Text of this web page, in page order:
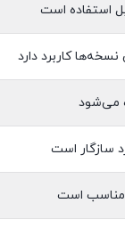
استفاده است
کاربرد دارد
می‌شود
سازگار است
مناسب است